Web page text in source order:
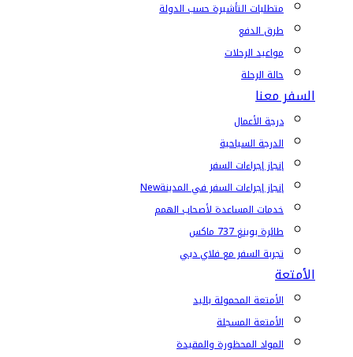
متطلبات التأشيرة حسب الدولة
طرق الدفع
مواعيد الرحلات
حالة الرحلة
السفر معنا
درجة الأعمال
الدرجة السياحية
إنجاز إجراءات السفر
إنجاز إجراءات السفر في المدينةNew
خدمات المساعدة لأصحاب الهمم
طائرة بوينغ 737 ماكس
تجربة السفر مع فلاي دبي
الأمتعة
الأمتعة المحمولة باليد
الأمتعة المسجلة
المواد المحظورة والمقيدة